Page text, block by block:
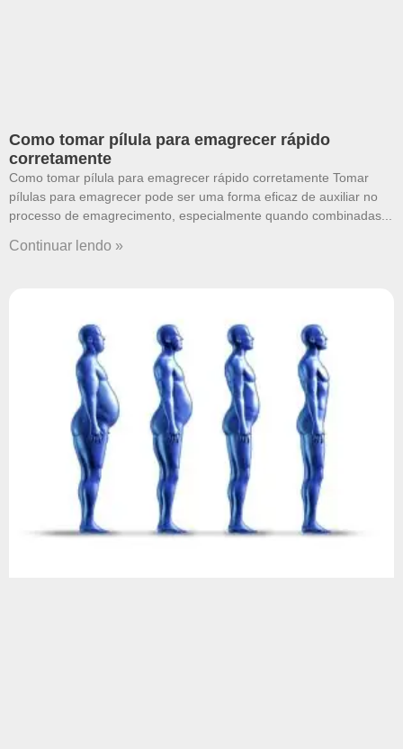
Como tomar pílula para emagrecer rápido
corretamente
Como tomar pílula para emagrecer rápido corretamente Tomar
pílulas para emagrecer pode ser uma forma eficaz de auxiliar no
processo de emagrecimento, especialmente quando combinadas
Continuar lendo »